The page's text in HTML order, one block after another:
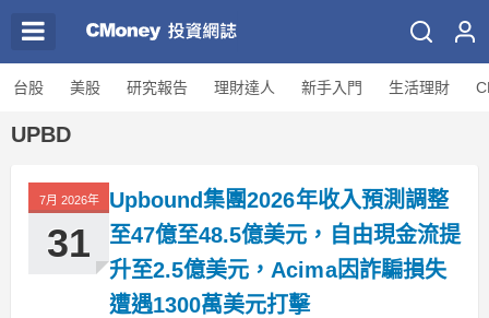
台股 美股 研究報告 理財達人 新手入門 生活理財
UPBD
7月 2026年
31
Upbound集團2026年收入預測調整
至47億至48.5億美元，自由現金流提
升至2.5億美元，Acima因詐騙損失
遭遇1300萬美元打擊